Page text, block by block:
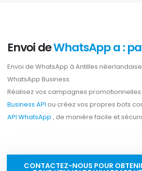
Envoi deWhatsApp a :
Envoi de WhatsApp à Antilles
WhatsApp Business.
Réalisez vos campagnes promotionnelles
Business API ou créez vos propres bots
API WhatsApp , de manière facile et
CONTACTEZ-NOUS POUR